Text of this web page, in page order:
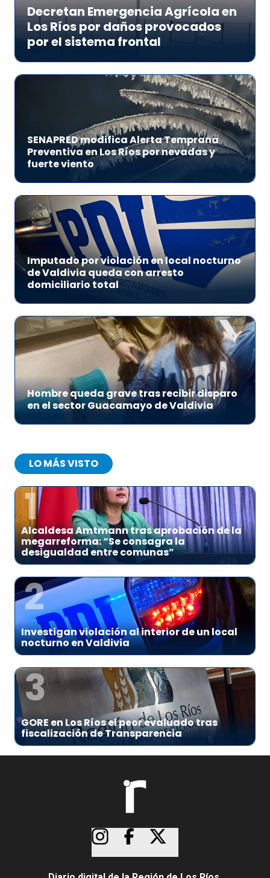
Decretan Emergencia Agrícola en
Los Ríos por daños provocados
por el sistema frontal
SENAPRED modifica Alerta Temprana
Preventiva en Los Ríos por nevadas y
fuerte viento
Imputado por violación en local nocturno
de Valdivia queda con arresto
domiciliario total
Hombre queda grave tras recibir disparo
en el sector Guacamayo de Valdivia
LO MÁS VISTO
1
Alcaldesa Amtmann tras aprobación de la
megarreforma: “Se consagra la
desigualdad entre comunas”
2
Investigan violación al interior de un local
nocturno en Valdivia
3
GORE en Los Ríos el peor evaluado tras
fiscalización de Transparencia